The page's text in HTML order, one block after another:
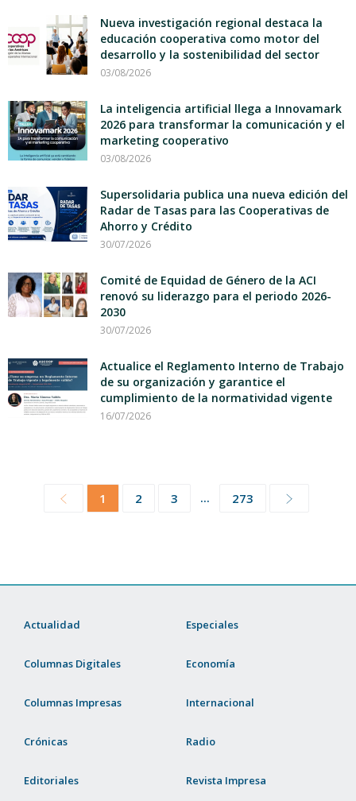
Nueva investigación regional destaca la
educación cooperativa como motor del
desarrollo y la sostenibilidad del sector
03/08/2026
La inteligencia artificial llega a Innovamark
2026 para transformar la comunicación y el
marketing cooperativo
03/08/2026
Supersolidaria publica una nueva edición del
Radar de Tasas para las Cooperativas de
Ahorro y Crédito
30/07/2026
Comité de Equidad de Género de la ACI
renovó su liderazgo para el periodo 2026-
2030
30/07/2026
Actualice el Reglamento Interno de Trabajo
de su organización y garantice el
cumplimiento de la normatividad vigente
16/07/2026
1 2 3 ... 273
Actualidad
Columnas Digitales
Columnas Impresas
Crónicas
Editoriales
Especiales
Economía
Internacional
Radio
Revista Impresa